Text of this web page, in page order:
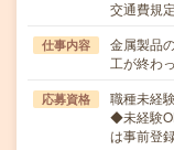
交通費規
仕事内容
金属製品
工が終わ
応募資格
職種未経
◆未経験
は事前登